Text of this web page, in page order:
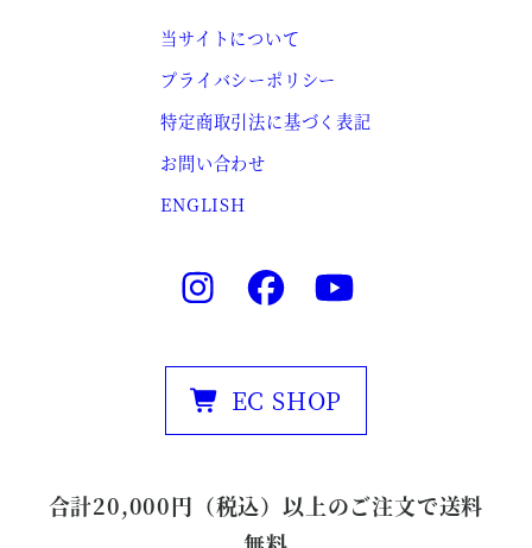
当サイトについて
プライバシーポリシー
特定商取引法に基づく表記
お問い合わせ
ENGLISH
EC SHOP
合計20,000円（税込）以上のご注文で送料